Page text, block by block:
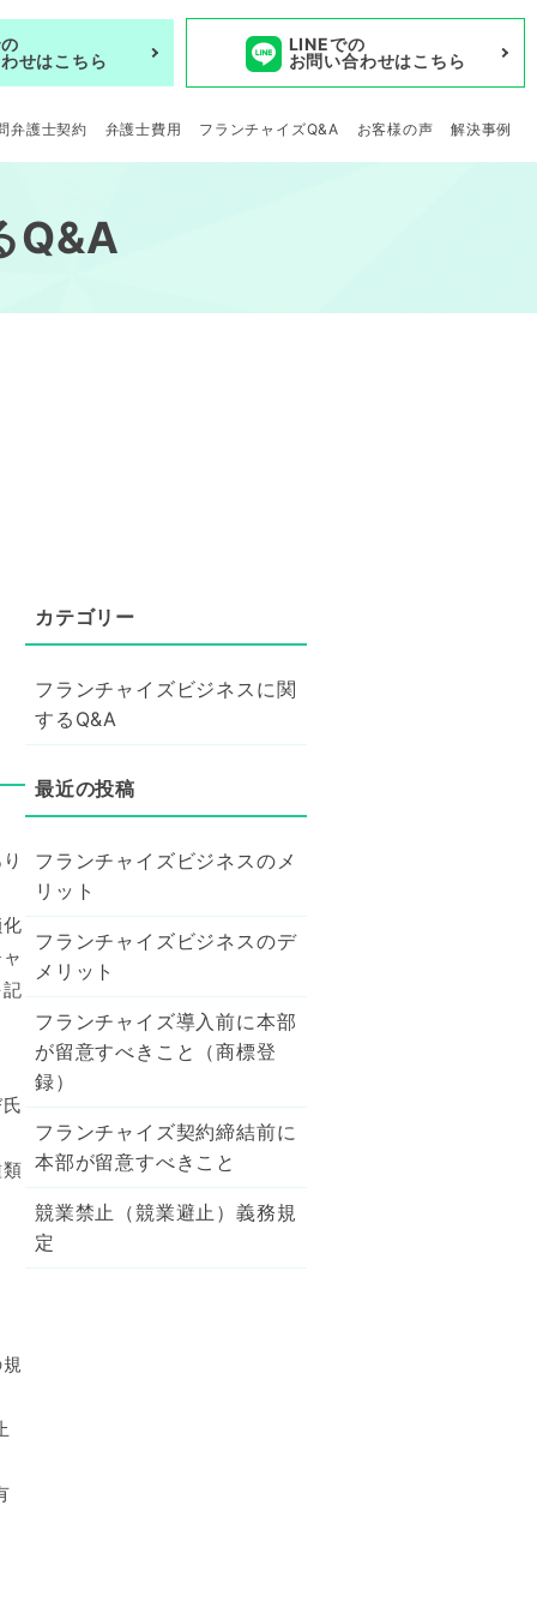
弁護士契約 弁護士費用 フランチャイズQ&A お客様の声 解決事例
せはこちら
LINEでの
お問い合わせはこちら
Q&A
フランチャイズビジネスに関
するQ&A
フランチャイズビジネスのメ
リット
フランチャイズビジネスのデ
メリット
フランチャイズ導入前に本部
が留意すべきこと（商標登
録）
フランチャイズ契約締結前に
本部が留意すべきこと
競業禁止（競業避止）義務規
定